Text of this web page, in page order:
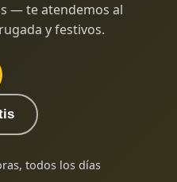
— te atendemos al
y festivos.
todos los días